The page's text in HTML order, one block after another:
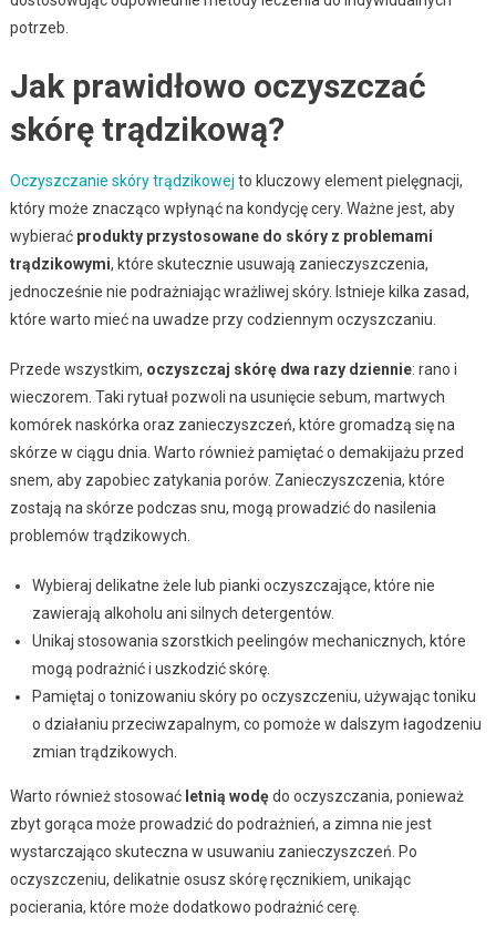
potrzeb.
Jak prawidłowo oczyszczać
skórę trądzikową?
Oczyszczanie skóry trądzikowej to kluczowy element pielęgnacji,
który może znacząco wpłynąć na kondycję cery. Ważne jest, aby
wybierać produkty przystosowane do skóry z problemami
trądzikowymi, które skutecznie usuwają zanieczyszczenia,
jednocześnie nie podrażniając wrażliwej skóry. Istnieje kilka zasad,
które warto mieć na uwadze przy codziennym oczyszczaniu.
Przede wszystkim, oczyszczaj skórę dwa razy dziennie: rano i
wieczorem. Taki rytuał pozwoli na usunięcie sebum, martwych
komórek naskórka oraz zanieczyszczeń, które gromadzą się na
skórze w ciągu dnia. Warto również pamiętać o demakijażu przed
snem, aby zapobiec zatykania porów. Zanieczyszczenia, które
zostają na skórze podczas snu, mogą prowadzić do nasilenia
problemów trądzikowych.
Wybieraj delikatne żele lub pianki oczyszczające, które nie
zawierają alkoholu ani silnych detergentów.
Unikaj stosowania szorstkich peelingów mechanicznych, które
mogą podrażnić i uszkodzić skórę.
Pamiętaj o tonizowaniu skóry po oczyszczeniu, używając toniku
o działaniu przeciwzapalnym, co pomoże w dalszym łagodzeniu
zmian trądzikowych.
Warto również stosować letnią wodędo oczyszczania, ponieważ
zbyt gorąca może prowadzić do podrażnień, a zimna nie jest
wystarczająco skuteczna w usuwaniu zanieczyszczeń. Po
oczyszczeniu, delikatnie osusz skórę ręcznikiem, unikając
pocierania, które może dodatkowo podrażnić cerę.